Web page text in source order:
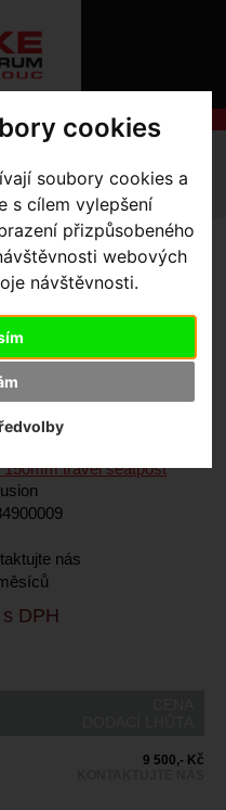
cookies
soubory cookies a
s cílem vylepšení
přizpůsobeného
webových
návštěvnosti.
NÁKUPU
SLUŽBY
seatpost
X-
150mm
nás
DPH
9 500,- Kč